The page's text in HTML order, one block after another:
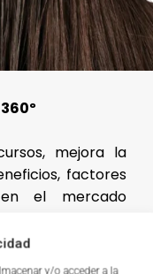
y/o acceder a la
mejora la
factores
el mercado